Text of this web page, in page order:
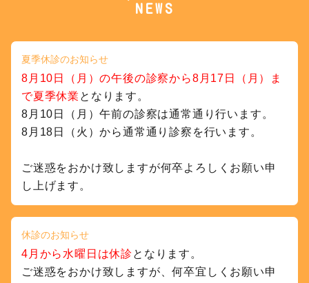
NEWS
夏季休診のお知らせ
8月10日（月）の午後の診察から8月17日（月）ま
で夏季休業 となります。
8月10日（月）午前の診察は通常通り行います。
8月18日（火）から通常通り診察を行います。
ご迷惑をおかけ致しますが何卒よろしくお願い申
し上げます。
休診のお知らせ
4月から水曜日は休診 となります。
ご迷惑をおかけ致しますが、何卒宜しくお願い申